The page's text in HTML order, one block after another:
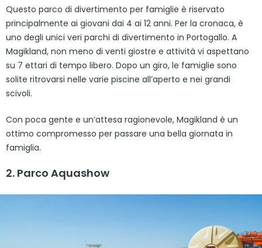
Questo parco di divertimento per famiglie è riservato
principalmente ai giovani dai 4 ai 12 anni. Per la cronaca, è
uno degli unici veri parchi di divertimento in Portogallo. A
Magikland, non meno di venti giostre e attività vi aspettano
su 7 ettari di tempo libero. Dopo un giro, le famiglie sono
solite ritrovarsi nelle varie piscine all’aperto e nei grandi
scivoli.
Con poca gente e un’attesa ragionevole, Magikland è un
ottimo compromesso per passare una bella giornata in
famiglia.
2. Parco Aquashow